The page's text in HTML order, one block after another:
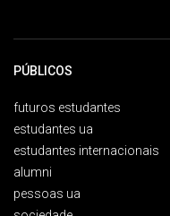
PÚBLICOS
futuros estudantes
estudantes ua
estudantes internacionais
alumni
pessoas ua